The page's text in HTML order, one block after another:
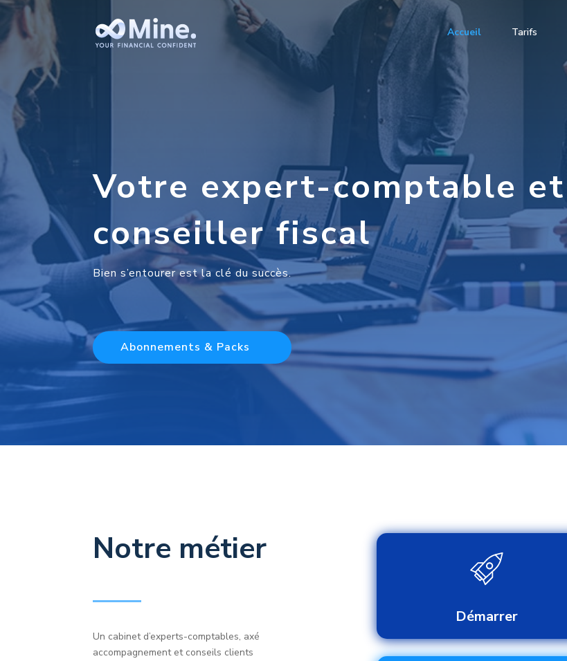
Accueil Tarifs
Votre expert-comptable et
conseiller fiscal
Bien s’entourer est la clé du succès.
Abonnements & Packs
Notre métier
Un cabinet d’experts-comptables, axé
accompagnement et conseils clients
Démarrer